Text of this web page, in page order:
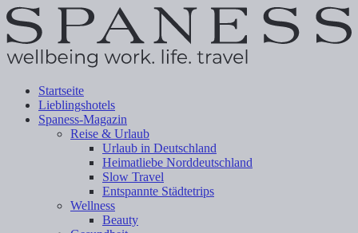
Startseite
Lieblingshotels
Spaness-Magazin
Reise & Urlaub
Urlaub in Deutschland
Heimatliebe Norddeutschland
Slow Travel
Entspannte Städtetrips
Wellness
Beauty